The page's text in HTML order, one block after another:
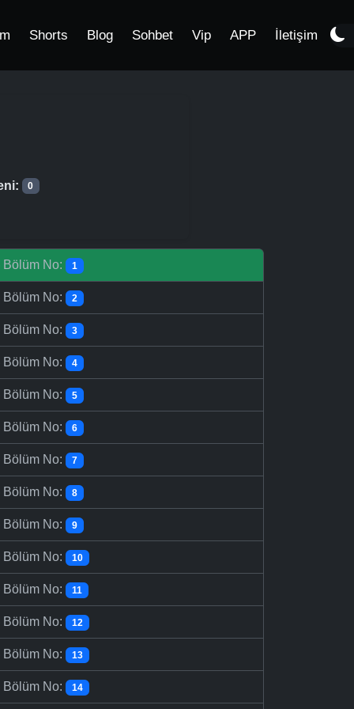
Shorts Blog Sohbet Vip APP İletişim
0
Bölüm No: 1
Bölüm No: 2
Bölüm No: 3
Bölüm No: 4
Bölüm No: 5
Bölüm No: 6
Bölüm No: 7
Bölüm No: 8
Bölüm No: 9
Bölüm No: 10
Bölüm No: 11
Bölüm No: 12
Bölüm No: 13
Bölüm No: 14